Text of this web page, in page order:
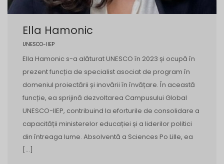
Ella Hamonic
UNESCO-IIEP
Ella Hamonic s-a alăturat UNESCO în 2023 și ocupă în
prezent funcția de specialist asociat de program în
domeniul proiectării și inovării în învățare. În această
funcție, ea sprijină dezvoltarea Campusului Global
UNESCO-IIEP, contribuind la eforturile de consolidare a
capacității ministerelor educației și a liderilor politici
din întreaga lume. Absolventă a Sciences Po Lille, ea
[…]